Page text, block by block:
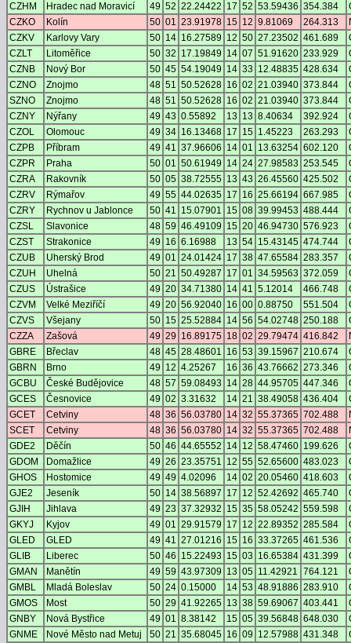
CZHM
Hradec nad Moravicí 49 52 22.24422 17 52 53.59436 354.384
CZKO
Kolín 50 01 23.91978 15 12 9.81069 264.313
CZKV
Karlovy Vary 50 14 16.27589 12 50 27.23502 461.689
CZLT
Litoměřice 50 32 17.19849 14 07 51.91620 233.929
CZNB
Nový Bor 50 45 54.19049 14 33 12.48835 428.634
CZNO
Znojmo 48 51 50.52628 16 02 21.03940 373.844
SZNO
Znojmo 48 51 50.52628 16 02 21.03940 373.844
CZNY
Nýřany 49 43 0.55892 13 13 8.40634 392.924
CZOL
Olomouc 49 34 16.13468 17 15 1.45223 263.293
CZPB
Příbram 49 41 37.96606 14 01 13.63254 602.120
CZPR
Praha 50 01 50.61949 14 24 27.98583 253.545
CZRA
Rakovník 50 05 38.72555 13 43 26.45560 425.502
CZRV
Rýmařov 49 55 44.02635 17 16 25.66194 667.985
CZRY
Rychnov u Jablonce 50 41 15.07901 15 08 39.99453 488.444
CZSL
Slavonice 48 59 46.49109 15 20 46.94730 576.923
CZST
Strakonice 49 16 6.16988 13 54 15.43145 474.744
CZUB
Uherský Brod 49 01 24.01424 17 38 47.65584 283.357
CZUH
Uhelná 50 21 50.49287 17 01 34.59563 372.059
CZUS
Ústrašice 49 20 34.71380 14 41 5.12014 466.748
CZVM
Velké Meziříčí 49 20 56.92040 16 00 0.88750 551.504
CZVS
Všejany 50 15 25.52884 14 56 54.02748 250.188
CZZA
Zašová 49 29 16.89175 18 02 29.79474 416.842
GBRE
Břeclav 48 45 28.48601 16 53 39.15967 210.674
GBRN
Brno 49 12 4.25267 16 36 43.76662 273.346
GCBU
České Budějovice 48 57 59.08493 14 28 44.95705 447.346
GCES
Česnovice 49 02 3.31632 14 21 38.49058 436.404
GCET
Cetviny 48 36 56.03780 14 32 55.37365 702.488
SCET
Cetviny 48 36 56.03780 14 32 55.37365 702.488
GDE2
Děčín 50 46 44.65552 14 12 58.47460 199.626
GDOM
Domažlice 49 26 23.35751 12 55 52.65600 483.023
GHOS
Hostomice 49 49 4.02096 14 02 20.05460 418.603
GJE2
Jeseník 50 14 38.56897 17 12 52.42692 465.740
GJIH
Jihlava 49 23 37.32932 15 35 58.05242 559.598
GKYJ
Kyjov 49 01 29.91579 17 12 22.89352 285.584
GLED
GLED 49 41 27.01216 15 16 33.37265 461.536
GLIB
Liberec 50 46 15.22493 15 03 16.65384 431.399
GMAN
Manětín 49 59 43.97309 13 05 11.42921 764.121
GMBL
Mladá Boleslav 50 24 0.15000 14 53 48.91886 283.910
GMOS
Most 50 29 41.92265 13 38 59.69067 403.441
GNBY
Nová Bystřice 49 01 8.38142 15 05 39.56848 648.030
GNME
Nové Město nad Metuj 50 21 35.68045 16 09 12.57988 431.348